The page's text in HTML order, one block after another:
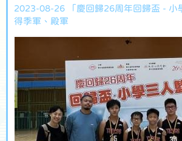
2023-08-26 「慶回歸26周年回歸盃 - 小
得季軍、殿軍